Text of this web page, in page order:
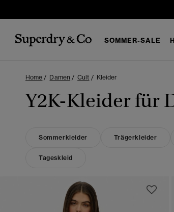
SOMMER-SALE
Home Damen Cult Kleider
Y2K-Kleider für
Sommerkleider Trägerkleider
Tageskleid